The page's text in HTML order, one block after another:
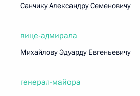
Санчику Александру Семеновичу
вице-адмирала
Михайлову Эдуарду Евгеньевичу
генерал-майора